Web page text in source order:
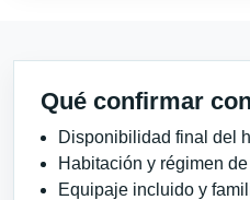
Qué confirmar
Disponibilidad final del
Habitación y régimen
Equipaje incluido y